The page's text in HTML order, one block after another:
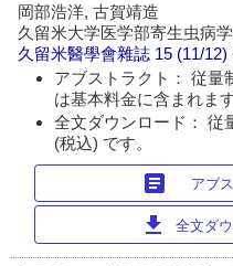
岡部浩洋, 古賀靖造
久留米大学医学部寄生虫病
久留米醫學會雜誌 15 (11/12)
アブストラクト： 従量
は基本料金に含まれます
全文ダウンロード： 従
(税込) です。
article アブ
download 全文ダ